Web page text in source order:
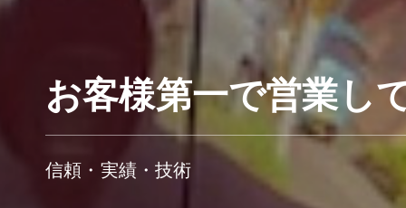
お客様第一で営業し
信頼・実績・技術